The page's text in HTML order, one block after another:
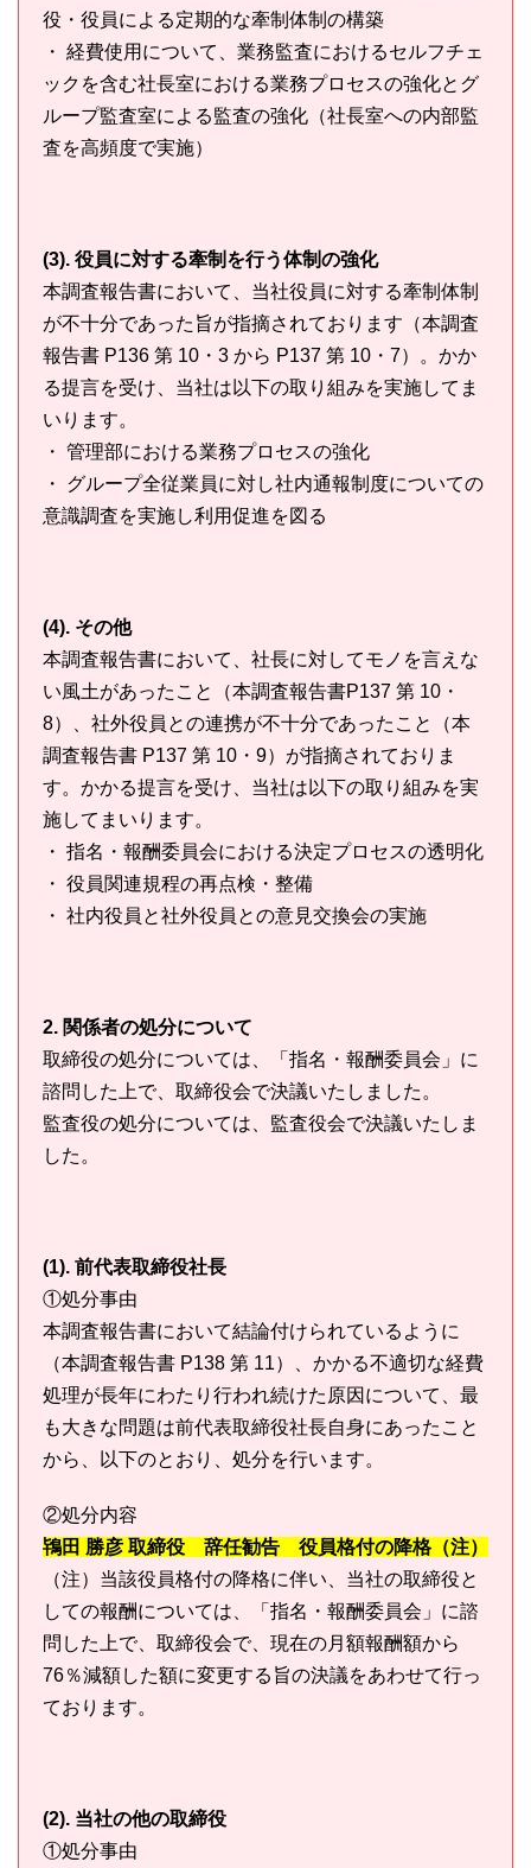
役・役員による定期的な牽制体制の構築
・ 経費使用について、業務監査におけるセルフチェ
ックを含む社長室における業務プロセスの強化とグ
ループ監査室による監査の強化（社長室への内部監
査を高頻度で実施）
(3). 役員に対する牽制を行う体制の強化
本調査報告書において、当社役員に対する牽制体制
が不十分であった旨が指摘されております（本調査
報告書 P136 第 10・3 から P137 第 10・7）。かか
る提言を受け、当社は以下の取り組みを実施してま
いります。
・ 管理部における業務プロセスの強化
・ グループ全従業員に対し社内通報制度についての
意識調査を実施し利用促進を図る
(4). その他
本調査報告書において、社長に対してモノを言えな
い風土があったこと（本調査報告書P137 第 10・
8）、社外役員との連携が不十分であったこと（本
調査報告書 P137 第 10・9）が指摘されておりま
す。かかる提言を受け、当社は以下の取り組みを実
施してまいります。
・ 指名・報酬委員会における決定プロセスの透明化
・ 役員関連規程の再点検・整備
・ 社内役員と社外役員との意見交換会の実施
2. 関係者の処分について
取締役の処分については、「指名・報酬委員会」に
諮問した上で、取締役会で決議いたしました。
監査役の処分については、監査役会で決議いたしま
した。
(1). 前代表取締役社長
①処分事由
本調査報告書において結論付けられているように
（本調査報告書 P138 第 11）、かかる不適切な経費
処理が長年にわたり行われ続けた原因について、最
も大きな問題は前代表取締役社長自身にあったこと
から、以下のとおり、処分を行います。
②処分内容
鴇田 勝彦 取締役 辞任勧告 役員格付の降格（注）
（注）当該役員格付の降格に伴い、当社の取締役と
しての報酬については、「指名・報酬委員会」に諮
問した上で、取締役会で、現在の月額報酬額から
76％減額した額に変更する旨の決議をあわせて行っ
ております。
(2). 当社の他の取締役
①処分事由